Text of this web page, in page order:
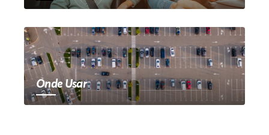
Onde Usar